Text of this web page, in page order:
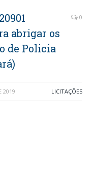
abrigar os
de Policia
0
2019 LICITAÇÕES